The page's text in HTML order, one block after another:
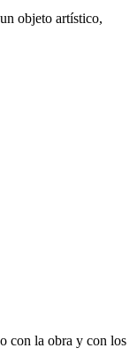
objeto artístico,
con la obra y con los